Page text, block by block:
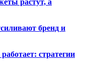
бренд и
стратегии